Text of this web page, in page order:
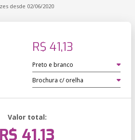
desde 02/06/2020
R$ 41,13
Valor total:
R$ 41,13